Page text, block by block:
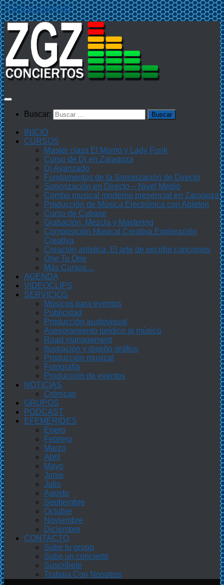
Saltar al contenido
Buscar:
INICIO
CURSOS
Master class El Momo y Lady Funk
Curso de Dj en Zaragoza
Dj Avanzado
Fundamentos de la Sonorización de Directo
Sonorización en Directo – Nivel Medio
Combo musical moderno presencial en Zaragoza
Producción de Música Electrónica con Ableton
Curso de Cubase
Grabación, Mezcla y Mastering
Composición Musical Creativa Exploración
Creativa
Creación artística. El arte de escribir canciones
One To One
Más Cursos…
AGENDA
VIDEOCLIPS
SERVICIOS
Músicos para eventos
Publicidad
Producción audiovisual
Asesoramiento jurídico al músico
Road management
Ilustración y diseño gráfico
Producción musical
Fotografía
Producción de eventos
NOTICIAS
Crónicas
GRUPOS
PODCAST
EFEMÉRIDES
Enero
Febrero
Marzo
Abril
Mayo
Junio
Julio
Agosto
Septiembre
Octubre
Noviembre
Diciembre
CONTACTO
Sube tu grupo
Sube un concierto
Suscríbete
Trabaja Con Nosotros